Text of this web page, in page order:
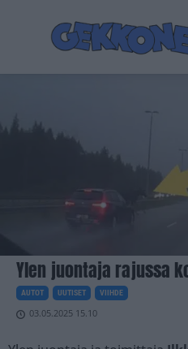
Ylen juontaja rajussa
AUTOT UUTISET VIIHDE
03.05.2025 15.10